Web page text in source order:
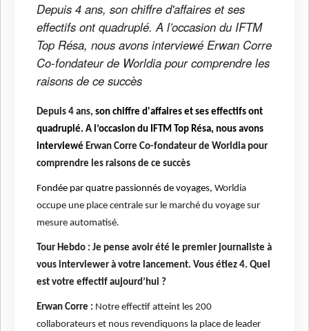
Depuis 4 ans, son chiffre d'affaires et ses
effectifs ont quadruplé. A l’occasion du IFTM
Top Résa, nous avons interviewé Erwan Corre
Co-fondateur de Worldia pour comprendre les
raisons de ce succès
Depuis 4 ans, son chiffre d'affaires et ses effectifs ont
quadruplé. A l’occasion du IFTM Top Résa, nous avons
interviewé Erwan Corre Co-fondateur de Worldia pour
comprendre les raisons de ce succès
Fondée par quatre passionnés de voyages, Worldia
occupe une place centrale sur le marché du voyage sur
mesure automatisé.
Tour Hebdo : Je pense avoir été le premier journaliste à
vous interviewer à votre lancement. Vous étiez 4. Quel
est votre effectif aujourd’hui ?
Erwan Corre : Notre effectif atteint les 200
collaborateurs et nous revendiquons la place de leader